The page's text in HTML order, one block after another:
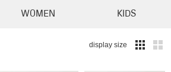
WOMEN KIDS
display size